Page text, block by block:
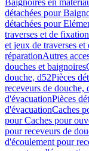
Baignoires en
détachées pour
détachées pour
traverses et de
et jeux de traverses
réparationAutres
douches et baignoires
douche, d52Pièces
receveurs de douche,
d'évacuationPièces
d'évacuationCaches
pour Caches pour
pour receveurs de
d'écoulement pour